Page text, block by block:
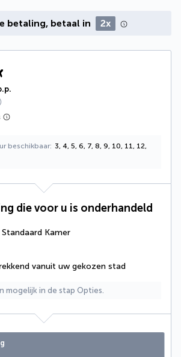
betaling, betaal in 2x
beschikbaar 3, 4, 5, 6, 7, 8, 9, 10, 11, 12,
die voor u is onderhandeld
Kamer
vanuit uw gekozen stad
mogelijk in de stap Opties.